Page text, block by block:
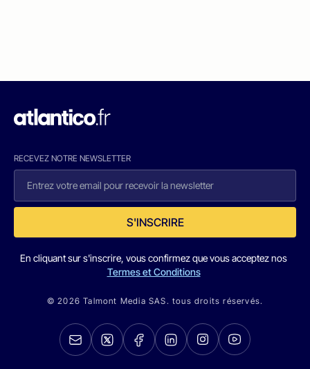
RECEVEZ NOTRE NEWSLETTER
S'INSCRIRE
En cliquant sur s'inscrire, vous confirmez que vous acceptez nos
Termes et Conditions
© 2026 Talmont Media SAS. tous droits réservés.